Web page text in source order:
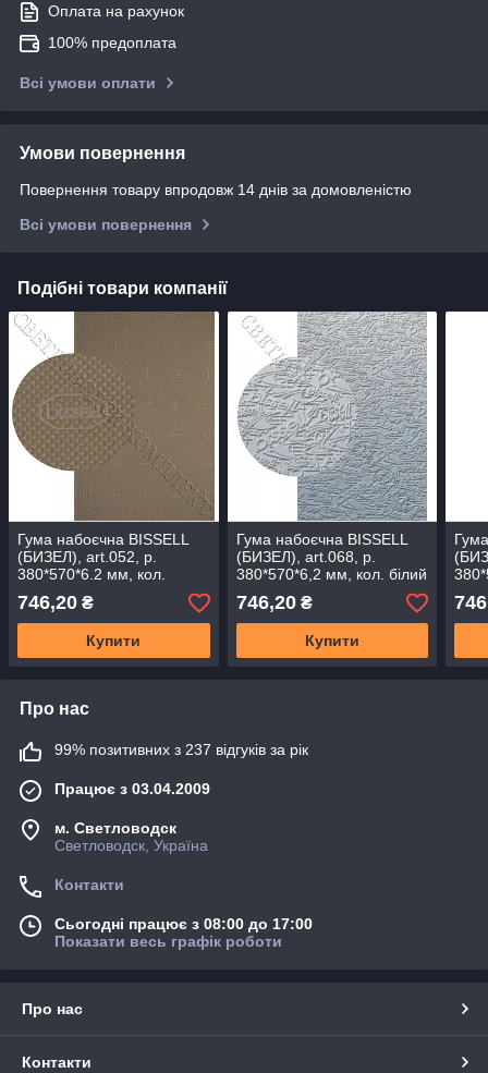
Оплата на рахунок
100% предоплата
Всі умови оплати
Умови повернення
Повернення товару впродовж 14 днів за домовленістю
Всі умови повернення
Подібні товари компанії
Гума набоєчна BISSELL
(БИЗЕЛ), art.052, р.
380*570*6.2 мм, кол.
тропік
746,20 ₴
Купити
Гума набоєчна BISSELL
(БИЗЕЛ), art.068, р.
380*570*6,2 мм, кол. білий
746,20₴
Купити
Про нас
99% позитивних з 237 відгуків за рік
Працює з 03.04.2009
м. Светловодск
Светловодск, Україна
Контакти
Сьогодні працює з 08:00 до 17:00
Показати весь графік роботи
Про нас
Контакти